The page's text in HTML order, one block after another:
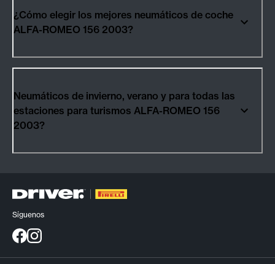
¿Cómo elegir los mejores neumáticos de coche
ALFA-ROMEO 156 2003?
Neumáticos de invierno, verano y para todas las
estaciones para turismos ALFA-ROMEO 156
2003?
Síguenos